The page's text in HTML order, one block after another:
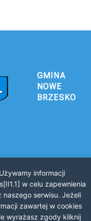
GMINA
NOWE
BRZESKO
94
informacji
w celu zapewnienia
serwisu. Jeżeli
zawartej w cookies
wyrażasz zgody kliknij